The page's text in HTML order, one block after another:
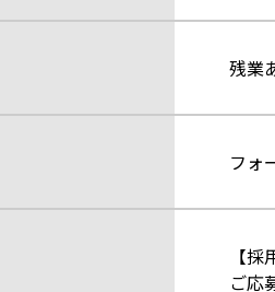
残業
フォ
【
ご応